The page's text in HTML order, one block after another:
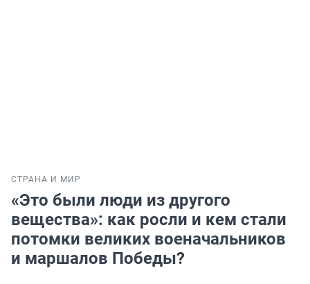
СТРАНА И МИР
«Это были люди из другого
вещества»: как росли и кем стали
потомки великих военачальников
и маршалов Победы?